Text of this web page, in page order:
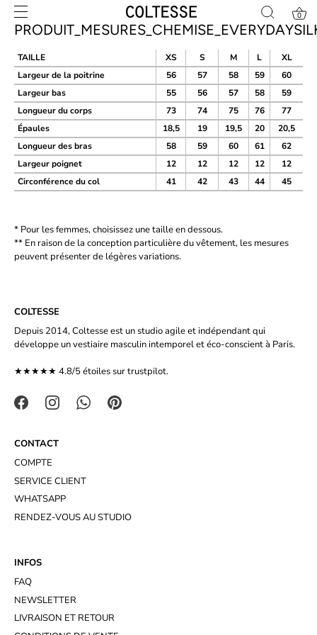
Skip
content
0
TAILLE XS S M L
XL
Largeur de la poitrine
56 57 58 59
60
Largeur bas
55 56 57 58
59
Longueur du corps
73 74 75 76
77
Épaules
18,5 19 19,5 20
20,5
Longueur des bras
58 59 60 61
62
Largeur poignet
12 12 12 12
12
Circonférence du col
41 42 43 44 45
* Pour les femmes, choisissez une taille en dessous.
** En raison de la conception particulière du vêtement, les mesures
peuvent présenter de légères variations.
COLTESSE
Depuis 2014, Coltesse est un studio agile et indépendant qui
développe un vestiaire masculin intemporel et éco-conscient à Paris.
★★★★★ 4.8/5 étoiles surtrustpilot.
CONTACT
COMPTE
SERVICE CLIENT
WHATSAPP
RENDEZ-VOUS AU STUDIO
INFOS
FAQ
NEWSLETTER
LIVRAISON ET RETOUR